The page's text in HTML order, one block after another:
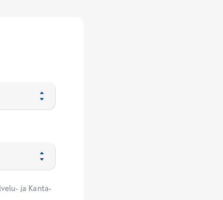
ja Kanta-